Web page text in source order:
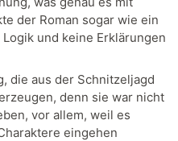
der Roman sogar wie ein
und keine Erklärungen
die aus der Schnitzeljagd
denn sie war nicht
vor allem, weil es
eingehen